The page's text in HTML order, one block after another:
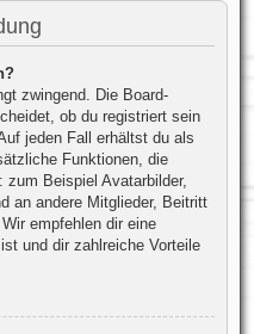
zwingend. Die Board-
ob du registriert sein
jeden Fall erhältst du als
Funktionen, die
Beispiel Avatarbilder,
an andere Mitglieder, Beitritt
empfehlen dir eine
und dir zahlreiche Vorteile